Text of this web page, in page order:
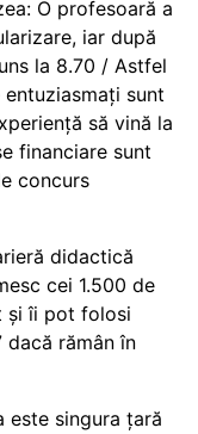
O profesoară a
iar după
la 8.70 / Astfel
sunt
să vină la
financiare sunt
concurs
didactică
cei 1.500 de
și îi pot folosi
dacă rămân în
este singura țară